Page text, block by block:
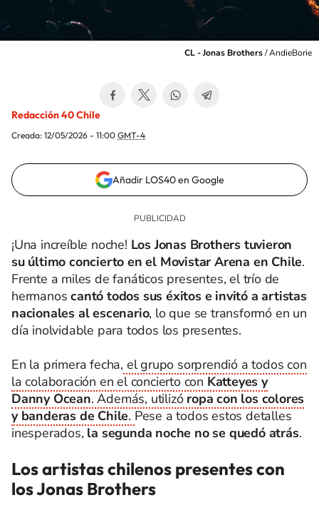
CL - Jonas Brothers/AndieBorie
Redacción 40 Chile
Creada: 12/05/2026 - 11:00 GMT-4
Añadir LOS40 en Google
¡Una increíble noche! Los Jonas Brothers tuvieron
su último concierto en el Movistar Arena en Chile.
Frente a miles de fanáticos presentes, el trío de
hermanoscantó todos sus éxitos e invitó a artistas
nacionales al escenario, lo que se transformó en un
día inolvidable para todos los presentes.
En la primera fecha, el grupo sorprendió a todos con
la colaboración en el concierto con Katteyes y
Danny Ocean. Además, utilizó ropa con los colores
y banderas de Chile. Pese a todos estos detalles
inesperados, la segunda noche no se quedó atrás.
Los artistas chilenos presentes con
los Jonas Brothers